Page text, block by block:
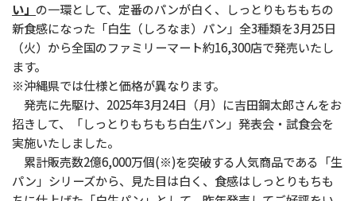
い」 の一環として、定番のパンが白く、しっとりもちもちの
新食感になった「白生（しろなま）パン」全3種類を3月25日
（火）から全国のファミリーマート約16,300店で発売いたし
ます。
※沖縄県では仕様と価格が異なります。
発売に先駆け、2025年3月24日（月）に吉田鋼太郎さんをお
招きして、「しっとりもちもち白生パン」発表会・試食会を
実施いたしました。
累計販売数2億6,000万個(※)を突破する人気商品である「生
パン」シリーズから、見た目は白く、食感はしっとりもちも